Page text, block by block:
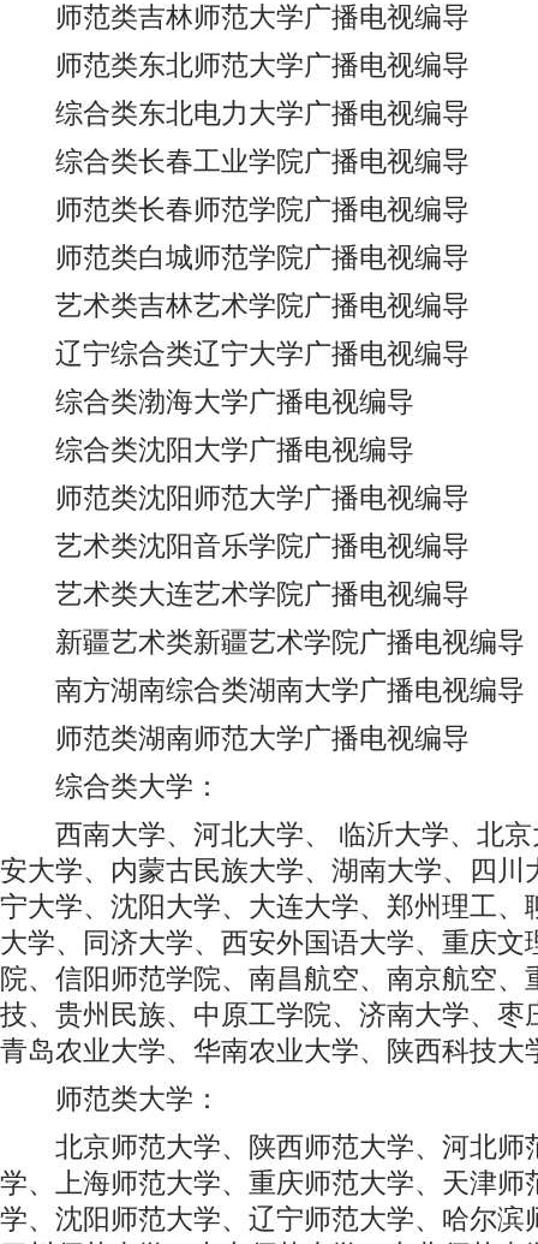
师范类吉林师范大学广播电视编导
师范类东北师范大学广播电视编导
综合类东北电力大学广播电视编导
综合类长春工业学院广播电视编导
师范类长春师范学院广播电视编导
师范类白城师范学院广播电视编导
艺术类吉林艺术学院广播电视编导
辽宁综合类辽宁大学广播电视编导
综合类渤海大学广播电视编导
综合类沈阳大学广播电视编导
师范类沈阳师范大学广播电视编导
艺术类沈阳音乐学院广播电视编导
艺术类大连艺术学院广播电视编导
新疆艺术类新疆艺术学院广播电视编导
南方湖南综合类湖南大学广播电视编导
师范类湖南师范大学广播电视编导
综合类大学：
西南大学、河北大学、 临沂大学、北京
安大学、内蒙古民族大学、湖南大学、四川
宁大学、沈阳大学、大连大学、郑州理工、
大学、同济大学、西安外国语大学、重庆文
院、信阳师范学院、南昌航空、南京航空、
技、贵州民族、中原工学院、济南大学、枣
青岛农业大学、华南农业大学、陕西科技大
师范类大学：
北京师范大学、陕西师范大学、河北师
学、上海师范大学、重庆师范大学、天津师
学、沈阳师范大学、辽宁师范大学、哈尔滨